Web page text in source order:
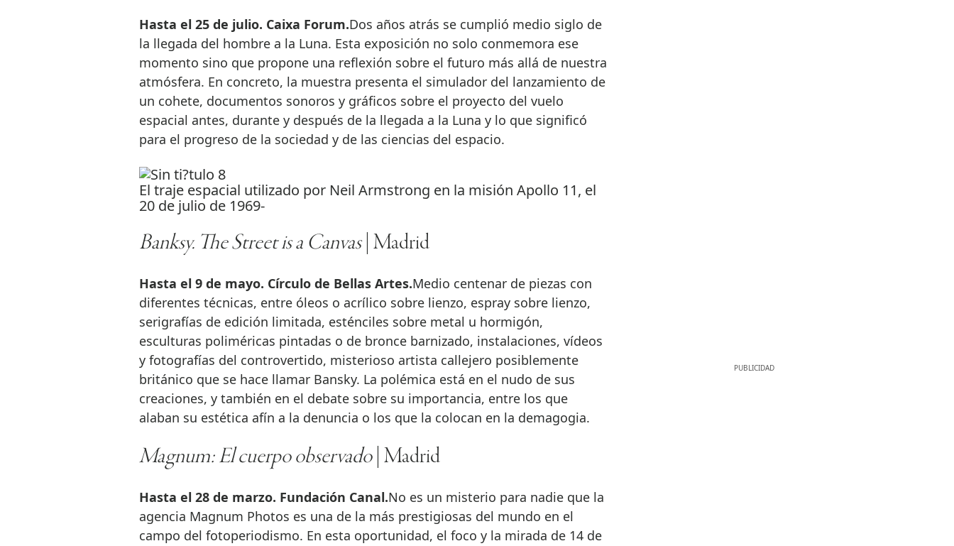
Hasta el 25 de julio. Caixa Forum.Dos años atrás se cumplió medio siglo de
la llegada del hombre a la Luna. Esta exposición no solo conmemora ese
momento sino que propone una reflexión sobre el futuro más allá de nuestra
atmósfera. En concreto, la muestra presenta el simulador del lanzamiento de
un cohete, documentos sonoros y gráficos sobre el proyecto del vuelo
espacial antes, durante y después de la llegada a la Luna y lo que significó
para el progreso de la sociedad y de las ciencias del espacio.
El traje espacial utilizado por Neil Armstrong en la misión Apollo 11, el
20 de julio de 1969-
Banksy. The Street is a Canvas| Madrid
Hasta el 9 de mayo. Círculo de Bellas Artes.Medio centenar de piezas con
diferentes técnicas, entre óleos o acrílico sobre lienzo, espray sobre lienzo,
serigrafías de edición limitada, esténciles sobre metal u hormigón,
esculturas poliméricas pintadas o de bronce barnizado, instalaciones, vídeos
y fotografías del controvertido, misterioso artista callejero posiblemente
británico que se hace llamar Bansky. La polémica está en el nudo de sus
creaciones, y también en el debate sobre su importancia, entre los que
alaban su estética afín a la denuncia o los que la colocan en la demagogia.
Magnum: El cuerpo observado| Madrid
Hasta el 28 de marzo. Fundación Canal.No es un misterio para nadie que la
agencia Magnum Photos es una de la más prestigiosas del mundo en el
campo del fotoperiodismo. En esta oportunidad, el foco y la mirada de 14 de